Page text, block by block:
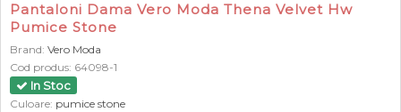
Pantaloni Dama Vero Moda Thena Velvet Hw
Pumice Stone
Brand: Vero Moda
Cod produs: 64098-1
In Stoc
Culoare: pumice stone